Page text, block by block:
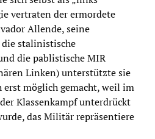
vertraten der ermordete
Allende, seine
stalinistische
die pablistische MIR
Linken) unterstützte sie
erst möglich gemacht, weil im
Klassenkampf unterdrückt
das Militär repräsentiere